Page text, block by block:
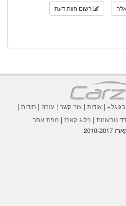
רשום חוות דעת
|אודות |צור קשר | עזרה | תודות |
| בלוג קארז | מפת אתר
2017